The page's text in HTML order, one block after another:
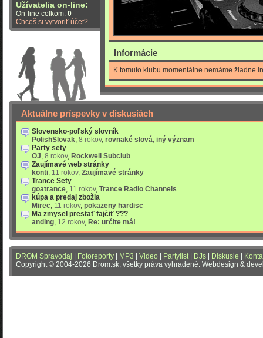
Užívatelia on-line:
On-line celkom: 0
Chceš si vytvoriť účet?
Informácie
K tomuto klubu momentálne nemáme žiadne
Aktuálne príspevky v diskusiách
Slovensko-poľský slovník
PolishSlovak, 8 rokov, rovnaké slová, iný význam
Party sety
OJ, 8 rokov, Rockwell Subclub
Zaujímavé web stránky
konti, 11 rokov, Zaujímavé stránky
Trance Sety
goatrance, 11 rokov, Trance Radio Channels
kúpa a predaj zbožia
Mirec, 11 rokov, pokazeny hardisc
Ma zmysel prestať fajčiť ???
anding, 12 rokov, Re: určite má!
DROM Spravodaj Fotoreporty MP3 Video Partylist| DJs Diskusie
Copyright © 2004-2026 Drom.sk, všetky práva vyhradené. Webdesign &